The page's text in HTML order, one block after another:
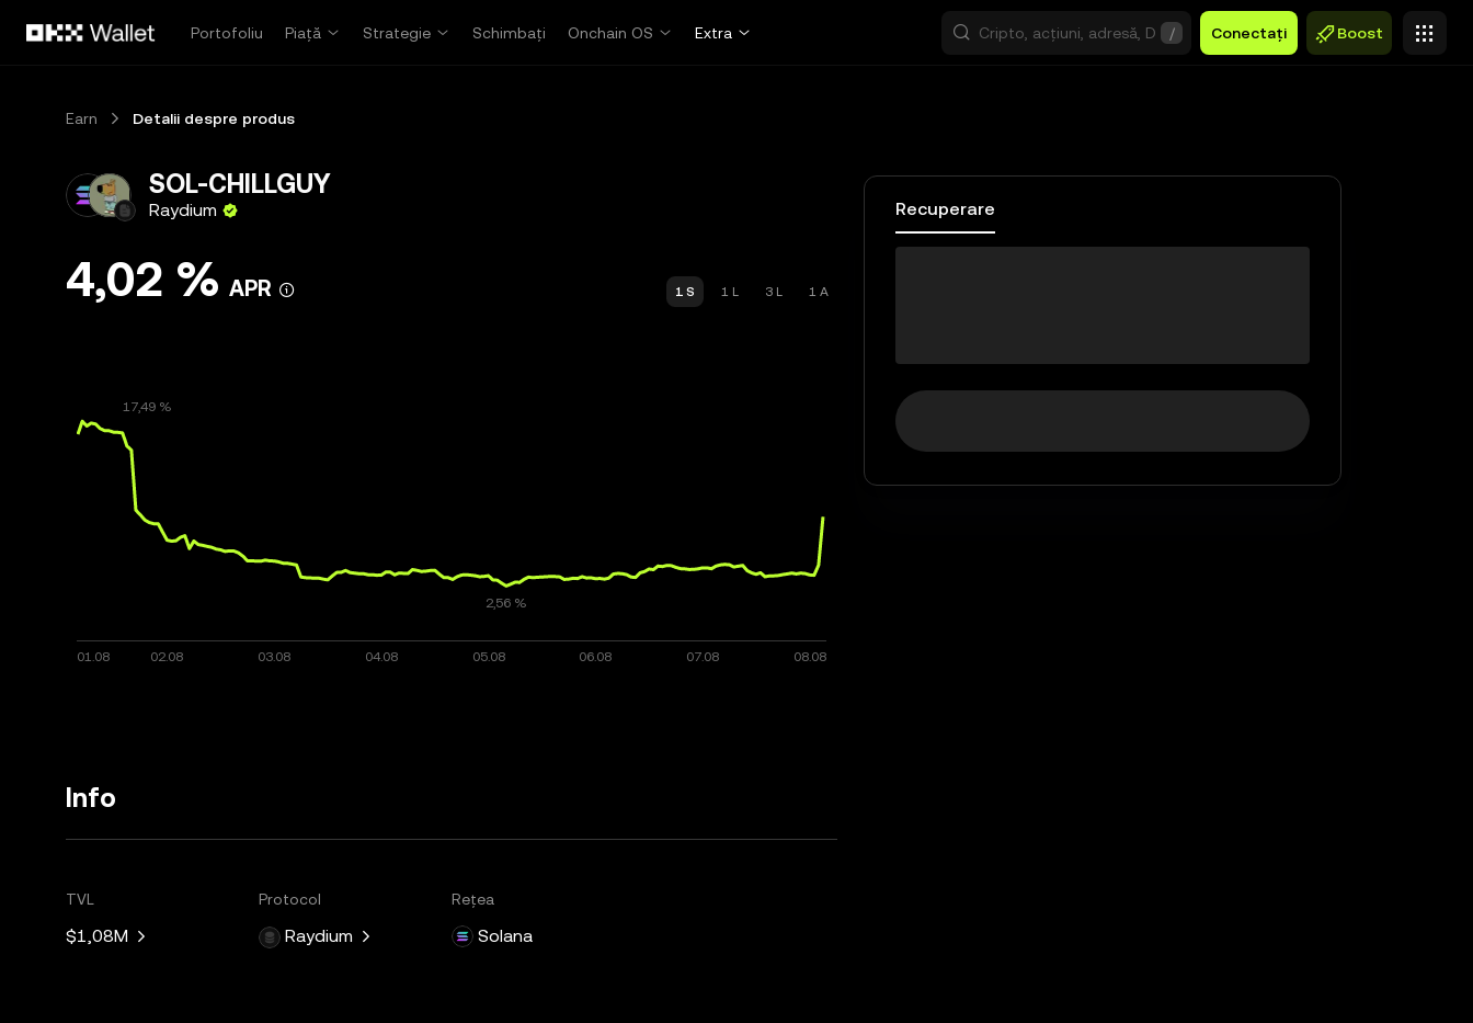
Portofoliu
Piață Strategie Schimbați Onchain OS Extra / Conectați Boost
Earn Detalii despre produs
SOL-CHILLGUY
Raydium
4,02 % APR 1 S 1 L 3 L 1 A
Info
TVL
$1,08M
Protocol
Raydium
Rețea
Solana
Recuperare